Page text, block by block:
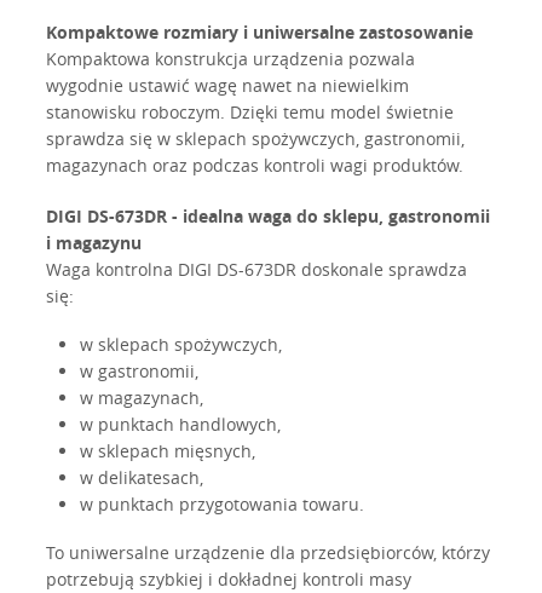
Kompaktowe rozmiary i uniwersalne zastosowanie
Kompaktowa konstrukcja urządzenia pozwala
wygodnie ustawić wagę nawet na niewielkim
stanowisku roboczym. Dzięki temu model świetnie
sprawdza się w sklepach spożywczych, gastronomii,
magazynach oraz podczas kontroli wagi produktów.
DIGI DS-673DR - idealna waga do sklepu, gastronomii
i magazynu
Waga kontrolna DIGI DS-673DR doskonale sprawdza
się:
w sklepach spożywczych,
w gastronomii,
w magazynach,
w punktach handlowych,
w sklepach mięsnych,
w delikatesach,
w punktach przygotowania towaru.
To uniwersalne urządzenie dla przedsiębiorców, którzy
potrzebują szybkiej i dokładnej kontroli masy